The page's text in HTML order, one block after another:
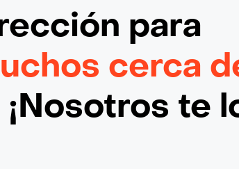
para
cerca
¡Nosotros te